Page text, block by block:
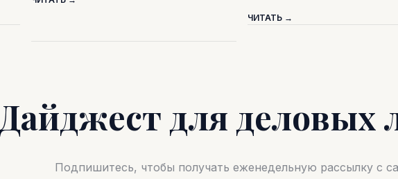
ЧИТАТЬ →
Дайджест для деловых
Подпишитесь, чтобы получать еженедельную рассылку с